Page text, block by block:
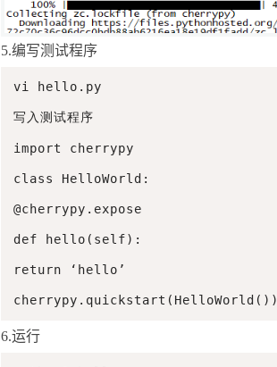
5.编写测试程序
vi hello.py
写入测试程序
import cherrypy
class HelloWorld:
@cherrypy.expose
def hello(self):
return ‘hello’
cherrypy.quickstart(HelloWorld())
6.运行